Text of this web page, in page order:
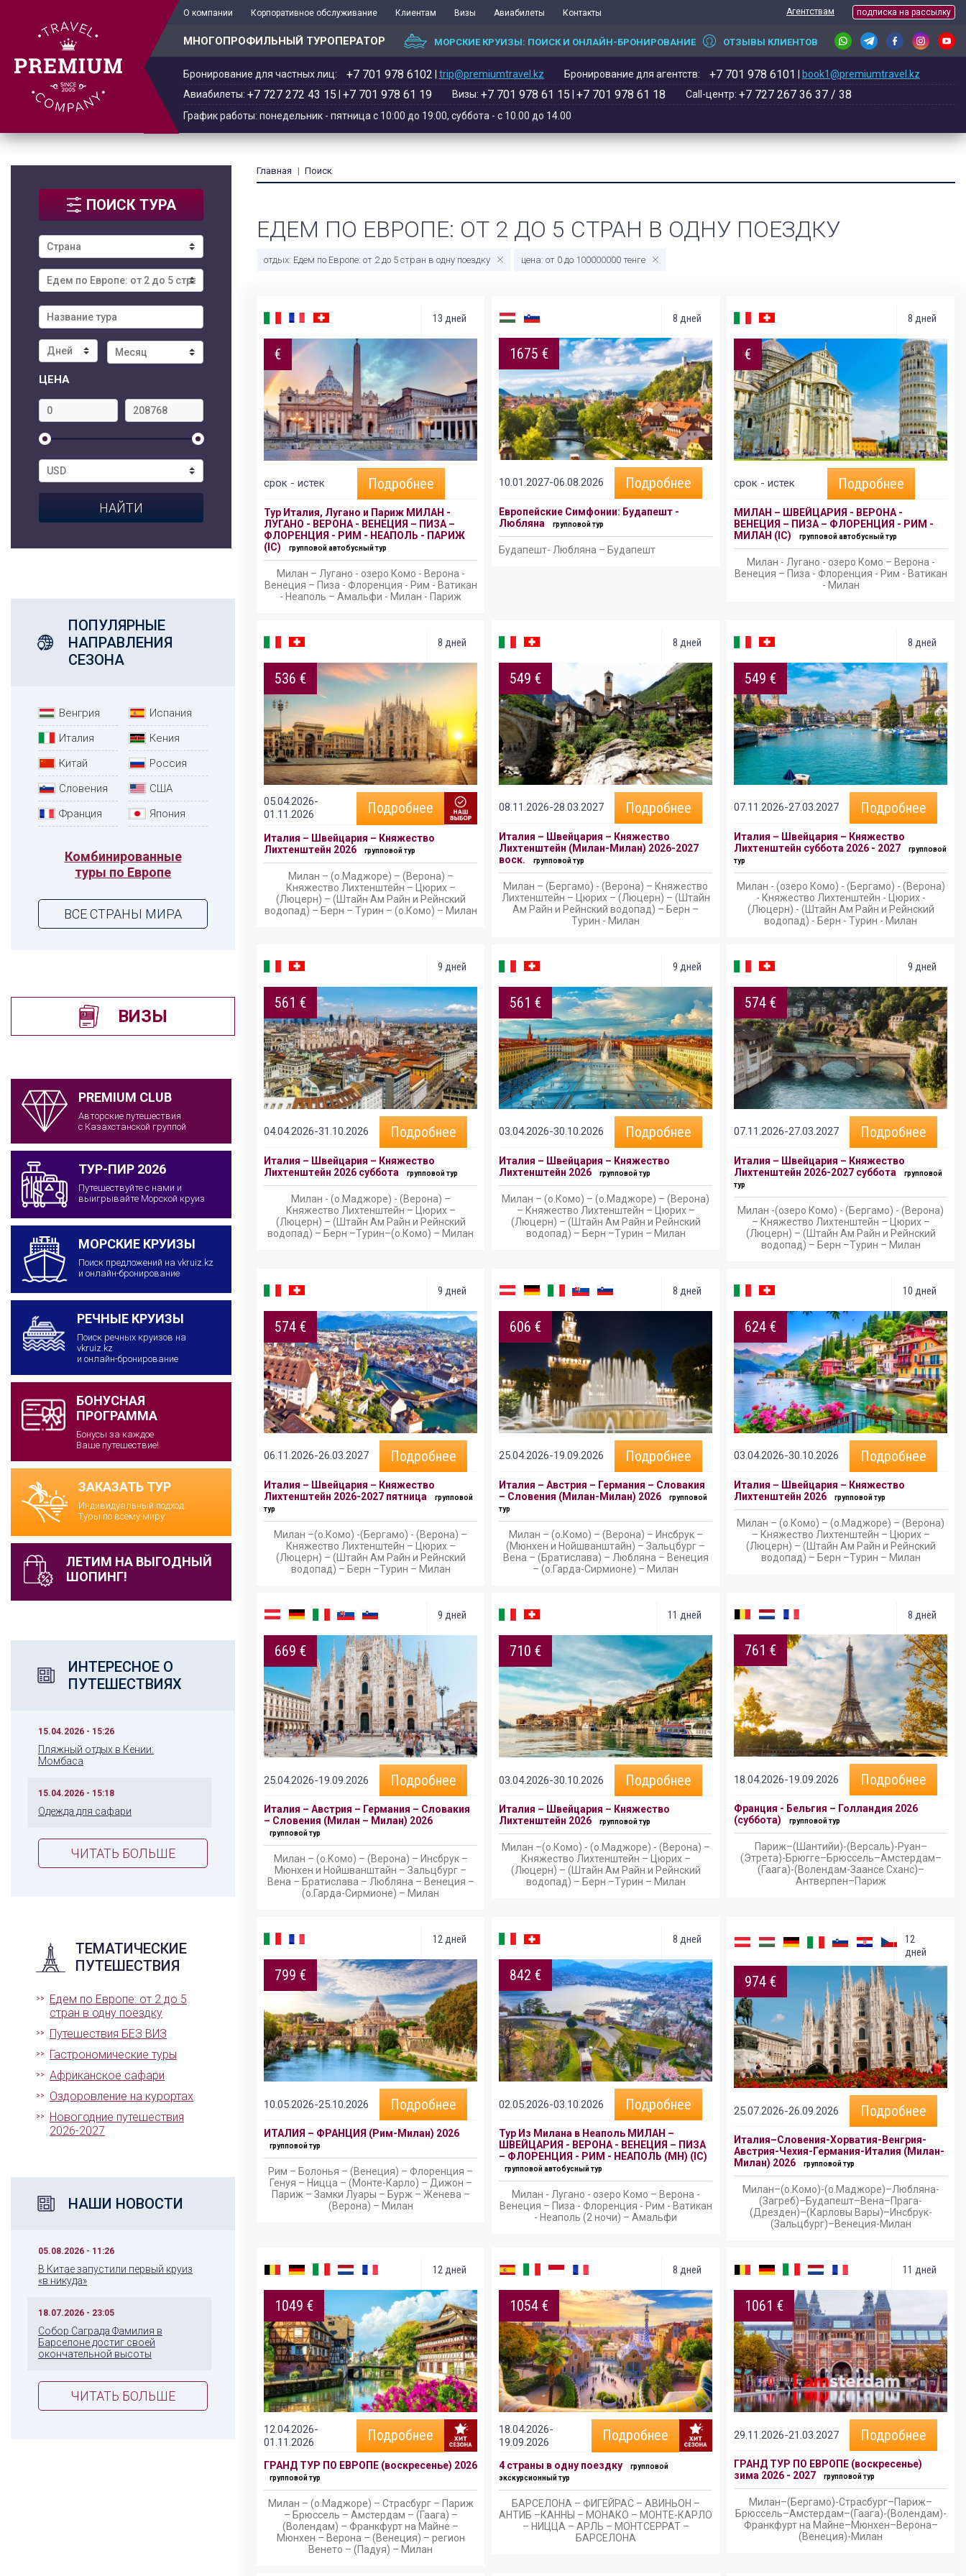
О компании Корпоративное обслуживание Клиентам Визы Авиабилеты Контакты Агентствам подписка на рассылку
МНОГОПРОФИЛЬНЫЙ ТУРОПЕРАТОР МОРСКИЕ КРУИЗЫ: ПОИСК И ОНЛАЙН-БРОНИРОВАНИЕ ОТЗЫВЫ КЛИЕНТОВ
Бронирование для частных лиц: +7 701 978 6102‬ trip@premiumtravel.kz Бронирование для агентств: +7 701 978 6101
book1@premiumtravel.kz
Авиабилеты: +7 727 272 43 15 +7 701 978 61 19 Визы: +7 701 978 61 15 +7 701 978 61 18 Call-центр: +7 727 267 36 37 / 38
График работы: понедельник - пятница с 10:00 до 19:00, суббота - с 10.00 до 14.00
ПОИСК ТУРА
ЦЕНА
ПОПУЛЯРНЫЕ
НАПРАВЛЕНИЯ
СЕЗОНА
Венгрия
Испания
Италия
Кения
Китай
Россия
Словения
США
Франция
Япония
Комбинированные
туры по Европе
ВСЕ СТРАНЫ МИРА
ВИЗЫ
PREMIUM CLUB
Авторские путешествия
с Казахстанской группой
ТУР-ПИР 2026
Путешествуйте с нами и
выигрывайте Морской круиз
МОРСКИЕ КРУИЗЫ
Поиск предложений на vkruiz.kz
и онлайн-бронирование
РЕЧНЫЕ КРУИЗЫ
Поиск речных круизов на
vkruiz.kz
и онлайн-бронирование
БОНУСНАЯ
ПРОГРАММА
Бонусы за каждое
Ваше путешествие!
ЗАКАЗАТЬ ТУР
Индивидуальный подход.
Туры по всему миру
ЛЕТИМ НА ВЫГОДНЫЙ
ШОПИНГ!
ИНТЕРЕСНОЕ О
ПУТЕШЕСТВИЯХ
15.04.2026 - 15:26
Пляжный отдых в Кении:
Момбаса
15.04.2026 - 15:18
Одежда для сафари
ЧИТАТЬ БОЛЬШЕ
ТЕМАТИЧЕСКИЕ
ПУТЕШЕСТВИЯ
Едем по Европе: от 2 до 5
стран в одну поездку
Путешествия БЕЗ ВИЗ
Гастрономические туры
Африканское сафари
Оздоровление на курортах
Новогодние путешествия
2026-2027
НАШИ НОВОСТИ
05.08.2026 - 11:26
В Китае запустили первый круиз
«в никуда»
18.07.2026 - 23:05
Собор Саграда Фамилия в
Барселоне достиг своей
окончательной высоты
ЧИТАТЬ БОЛЬШЕ
Главная Поиск
ЕДЕМ ПО ЕВРОПЕ: ОТ 2 ДО 5 СТРАН В ОДНУ ПОЕЗДКУ
отдых: Едем по Европе: от 2 до 5 стран в одну поездку цена: от 0 до 100000000 тенге
13 дней
€
срок - истек Подробнее
Тур Италия, Лугано и Париж МИЛАН -
ЛУГАНО - ВЕРОНА - ВЕНЕЦИЯ – ПИЗА –
ФЛОРЕНЦИЯ - РИМ - НЕАПОЛЬ - ПАРИЖ
(IC)
групповой автобусный тур
Милан – Лугано - озеро Комо - Верона -
Венеция – Пиза - Флоренция - Рим - Ватикан
- Неаполь – Амальфи - Милан - Париж
8 дней
1675 €
10.01.2027-06.08.2026 Подробнее
Европейские Симфонии: Будапешт -
Любляна
групповой тур
Будапешт- Любляна – Будапешт
8 дней
€
срок - истек Подробнее
МИЛАН – ШВЕЙЦАРИЯ - ВЕРОНА -
ВЕНЕЦИЯ – ПИЗА – ФЛОРЕНЦИЯ - РИМ -
МИЛАН (IC)
групповой автобусный тур
Милан - Лугано - озеро Комо – Верона -
Венеция – Пиза - Флоренция - Рим - Ватикан
- Милан
8 дней
536 €
05.04.2026-
01.11.2026
Подробнее
Италия – Швейцария – Княжество
Лихтенштейн 2026
групповой тур
Милан – (о.Маджоре) – (Верона) –
Княжество Лихтенштейн – Цюрих –
(Люцерн) – (Штайн Ам Райн и Рейнский
водопад) – Берн – Турин – (о.Комо) – Милан
8 дней
549 €
08.11.2026-28.03.2027 Подробнее
Италия – Швейцария – Княжество
Лихтенштейн (Милан-Милан) 2026-2027
воск.
групповой тур
Милан – (Бергамо) - (Верона) – Княжество
Лихтенштейн – Цюрих – (Люцерн) – (Штайн
Ам Райн и Рейнский водопад) – Берн –
Турин - Милан
8 дней
549 €
07.11.2026-27.03.2027 Подробнее
Италия – Швейцария – Княжество
Лихтенштейн суббота 2026 - 2027
групповой
тур
Милан - (озеро Комо) - (Бергамо) - (Верона)
- Княжество Лихтенштейн - Цюрих -
(Люцерн) - (Штайн Ам Райн и Рейнский
водопад) - Берн - Турин - Милан
9 дней
561 €
04.04.2026-31.10.2026 Подробнее
Италия – Швейцария – Княжество
Лихтенштейн 2026 суббота
групповой тур
Милан - (о.Маджоре) - (Верона) –
Княжество Лихтенштейн – Цюрих –
(Люцерн) – (Штайн Ам Райн и Рейнский
водопад) – Берн –Турин–(о.Комо) – Милан
9 дней
561 €
03.04.2026-30.10.2026 Подробнее
Италия – Швейцария – Княжество
Лихтенштейн 2026
групповой тур
Милан – (о.Комо) – (о.Маджоре) – (Верона)
– Княжество Лихтенштейн – Цюрих –
(Люцерн) – (Штайн Ам Райн и Рейнский
водопад) – Берн –Турин – Милан
9 дней
574 €
07.11.2026-27.03.2027 Подробнее
Италия – Швейцария – Княжество
Лихтенштейн 2026-2027 суббота
групповой
тур
Милан -(озеро Комо) - (Бергамо) - (Верона)
– Княжество Лихтенштейн – Цюрих –
(Люцерн) – (Штайн Ам Райн и Рейнский
водопад) – Берн –Турин – Милан
9 дней
574 €
06.11.2026-26.03.2027 Подробнее
Италия – Швейцария – Княжество
Лихтенштейн 2026-2027 пятница
групповой
тур
Милан –(о.Комо) -(Бергамо) - (Верона) –
Княжество Лихтенштейн – Цюрих –
(Люцерн) – (Штайн Ам Райн и Рейнский
водопад) – Берн –Турин – Милан
8 дней
606 €
25.04.2026-19.09.2026 Подробнее
Италия – Австрия – Германия – Словакия
– Словения (Милан-Милан) 2026
групповой
тур
Милан – (о.Комо) – (Верона) – Инсбрук –
(Мюнхен и Нойшванштайн) – Зальцбург –
Вена – (Братислава) – Любляна – Венеция
– (о.Гарда-Сирмионе) – Милан
10 дней
624 €
03.04.2026-30.10.2026 Подробнее
Италия – Швейцария – Княжество
Лихтенштейн 2026
групповой тур
Милан – (о.Комо) – (о.Маджоре) – (Верона)
– Княжество Лихтенштейн – Цюрих –
(Люцерн) – (Штайн Ам Райн и Рейнский
водопад) – Берн –Турин – Милан
9 дней
669 €
25.04.2026-19.09.2026 Подробнее
Италия – Австрия – Германия – Словакия
– Словения (Милан – Милан) 2026
групповой тур
Милан – (о.Комо) – (Верона) – Инсбрук –
Мюнхен и Нойшванштайн – Зальцбург –
Вена – Братислава – Любляна – Венеция –
(о.Гарда-Сирмионе) – Милан
11 дней
710 €
03.04.2026-30.10.2026 Подробнее
Италия – Швейцария – Княжество
Лихтенштейн 2026
групповой тур
Милан –(о.Комо) - (о.Маджоре) - (Верона) –
Княжество Лихтенштейн – Цюрих –
(Люцерн) – (Штайн Ам Райн и Рейнский
водопад) – Берн –Турин – Милан
8 дней
761 €
18.04.2026-19.09.2026 Подробнее
Франция - Бельгия – Голландия 2026
(суббота)
групповой тур
Париж–(Шантийи)-(Версаль)-Руан–
(Этрета)-Брюгге–Брюссель–Амстердам–
(Гаага)-(Волендам-Заансе Сханс)–
Антверпен–Париж
12 дней
799 €
10.05.2026-25.10.2026 Подробнее
ИТАЛИЯ – ФРАНЦИЯ (Рим-Милан) 2026
групповой тур
Рим – Болонья – (Венеция) – Флоренция –
Генуя – Ницца – (Монте-Карло) – Дижон –
Париж – Замки Луары – Бурж – Женева –
(Верона) – Милан
8 дней
842 €
02.05.2026-03.10.2026 Подробнее
Тур Из Милана в Неаполь МИЛАН –
ШВЕЙЦАРИЯ - ВЕРОНА - ВЕНЕЦИЯ – ПИЗА
– ФЛОРЕНЦИЯ - РИМ - НЕАПОЛЬ (МН) (IC)
групповой автобусный тур
Милан - Лугано - озеро Комо – Верона -
Венеция – Пиза - Флоренция - Рим - Ватикан
- Неаполь (2 ночи) – Амальфи
12
дней
974 €
25.07.2026-26.09.2026 Подробнее
Италия–Словения-Хорватия-Венгрия-
Австрия-Чехия-Германия-Италия (Милан-
Милан) 2026
групповой тур
Милан–(о.Комо)-(о.Маджоре)–Любляна-
(Загреб)–Будапешт–Вена–Прага-
(Дрезден)–(Карловы Вары)–Инсбрук-
(Зальцбург)–Венеция-Милан
12 дней
1049 €
12.04.2026-
01.11.2026
Подробнее
ГРАНД ТУР ПО ЕВРОПЕ (воскресенье) 2026
групповой тур
Милан – (о.Маджоре) – Страсбург – Париж
– Брюссель – Амстердам – (Гаага) –
(Волендам) – Франкфурт на Майне –
Мюнхен – Верона – (Венеция) – регион
Венето – (Падуя) – Милан
8 дней
1054 €
18.04.2026-
19.09.2026
Подробнее
4 страны в одну поездку
групповой
экскурсионный тур
БАРСЕЛОНА – ФИГЕЙРАС – АВИНЬОН –
АНТИБ –КАННЫ – МОНАКО – МОНТЕ-КАРЛО
– НИЦЦА – АРЛЬ – МОНТСЕРРАТ –
БАРСЕЛОНА
11 дней
1061 €
29.11.2026-21.03.2027 Подробнее
ГРАНД ТУР ПО ЕВРОПЕ (воскресенье)
зима 2026 - 2027
групповой тур
Милан–(Бергамо)-Страсбург–Париж–
Брюссель–Амстердам–(Гаага)-(Волендам)-
Франкфурт на Майне–Мюнхен–Верона–
(Венеция)-Милан